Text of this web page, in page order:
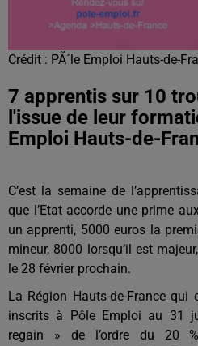
Crédit : PÃ´le Emploi Hauts-de-
7 apprentis sur 10
l'issue de leur
Emploi Hauts-de-
C’est la semaine de
que l’Etat accorde une prime
un apprenti, 5000 euros la
mineur, 8000 lorsqu’il est
le 28 février prochain.
La Région Hauts-de-France
inscrits à Pôle Emploi au 31
regain » de l’ordre du 20